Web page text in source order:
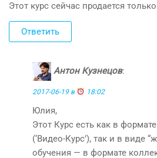
Этот курс сейчас продается
Ответить
Антон Кузнецов:
2017-06-19 в 18:02
Юлия,
Этот Курс есть как в
(‘Видео-Курс’), так и в виде
обучения — в формате